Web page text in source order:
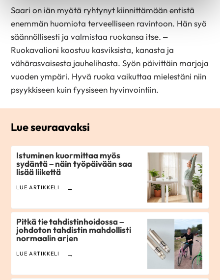
Saari on iän myötä ryhtynyt kiinnittämään entistä
enemmän huomiota terveelliseen ravintoon. Hän syö
säännöllisesti ja valmistaa ruokansa itse. –
Ruokavalioni koostuu kasviksista, kanasta ja
vähärasvaisesta jauhelihasta. Syön päivittäin marjoja
vuoden ympäri. Hyvä ruoka vaikuttaa mielestäni niin
psyykkiseen kuin fyysiseen hyvinvointiin.
Lue seuraavaksi
Istuminen kuormittaa myös
sydäntä – näin työpäivään saa
lisää liikettä
LUE ARTIKKELI
Pitkä tie tahdistinhoidossa –
johdoton tahdistin mahdollisti
normaalin arjen
LUE ARTIKKELI